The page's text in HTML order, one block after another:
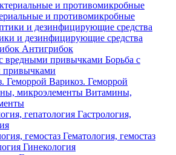
и противомикробные
и дезинфицирующие средства
Антигрибок
Борьба с
привычками
Варикоз. Геморрой
Витамины,
Гастрология,
Гематология, гемостаз
Гинекология